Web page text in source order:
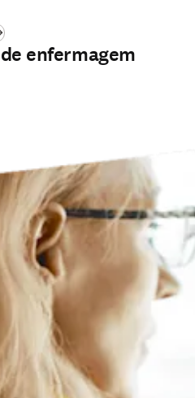
enfermagem